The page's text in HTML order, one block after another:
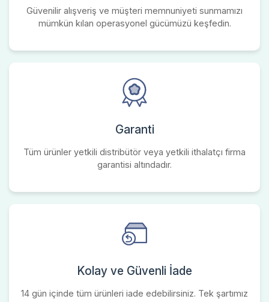
Güvenilir alışveriş ve müşteri memnuniyeti sunmamızı
mümkün kılan operasyonel gücümüzü keşfedin.
Garanti
Tüm ürünler yetkili distribütör veya yetkili ithalatçı firma
garantisi altındadır.
Kolay ve Güvenli İade
14 gün içinde tüm ürünleri iade edebilirsiniz. Tek şartımız